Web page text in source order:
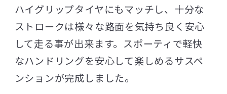
ハイグリップタイヤにもマッチし、十分な
ストロークは様々な路面を気持ち良く安心
して走る事が出来ます。スポーティで軽快
なハンドリングを安心して楽しめるサスペ
ンションが完成しました。